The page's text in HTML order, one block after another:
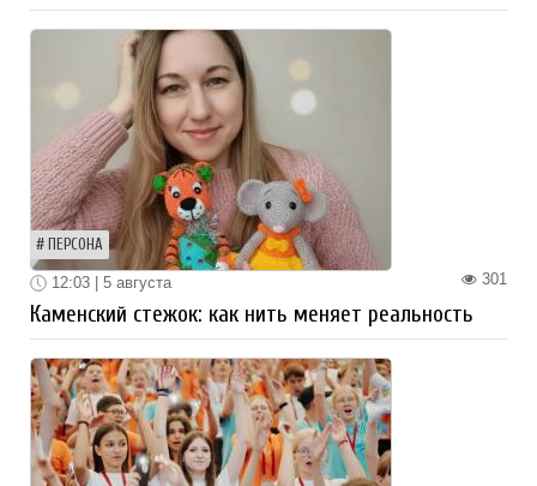
ПЕРСОНА
301
12:03 | 5 августа
Каменский стежок: как нить меняет реальность